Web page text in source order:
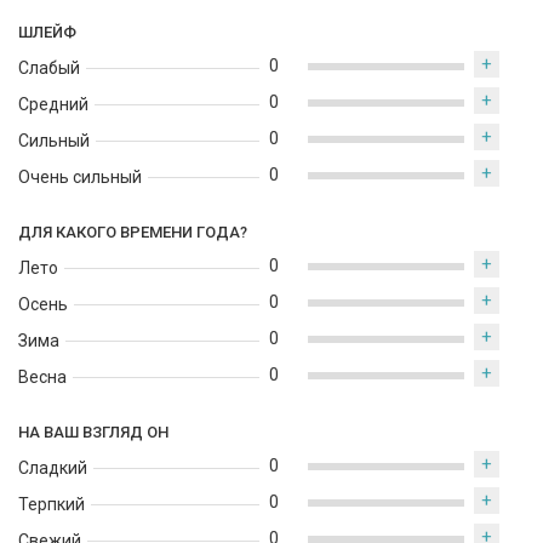
обволакивающим.
Rance Hélène — это изысканная туалетная вода для дневного
внутреннюю гармонию. Идеальный выбор для весны, лета и
ранней осени, когда хочется лёгкости, мягкости и элегантного,
женственного сияния.
ШЛЕЙФ
Слабый
Средний
Сильный
Очень сильный
0 +
0 +
0 +
0 +
ДЛЯ КАКОГО ВРЕМЕНИ ГОДА?
Лето
Осень
Зима
Весна
0 +
0 +
0 +
0 +
НА ВАШ ВЗГЛЯД ОН
Сладкий
Терпкий
0 +
0 +
0 +